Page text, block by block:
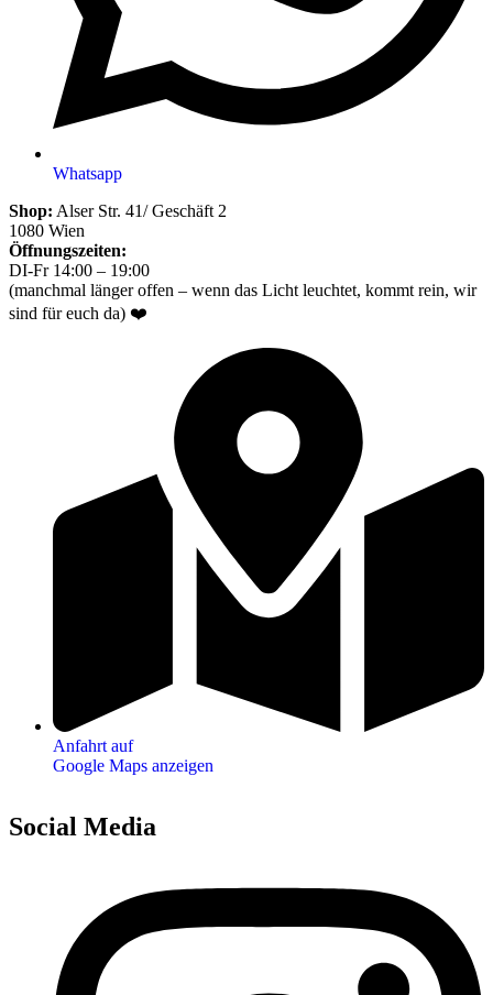
Whatsapp
Shop: Alser Str. 41/ Geschäft 2
1080 Wien
Öffnungszeiten:
DI-Fr 14:00 – 19:00
(manchmal länger offen – wenn das Licht leuchtet, kommt rein, wir
sind für euch da) ❤️
Anfahrt auf
Google Maps anzeigen
Social Media